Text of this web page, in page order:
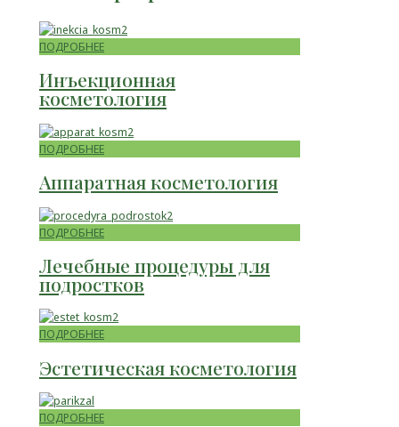
ПОДРОБНЕЕ
Инъекционная
косметология
ПОДРОБНЕЕ
Аппаратная косметология
ПОДРОБНЕЕ
Лечебные процедуры для
подростков
ПОДРОБНЕЕ
Эстетическая косметология
ПОДРОБНЕЕ